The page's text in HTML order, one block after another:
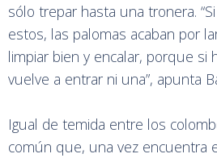
sólo trepar hasta una tronera.
estos, las palomas acaban por
limpiar bien y encalar, porque si
vuelve a entrar ni una”, apunta
Igual de temida entre los
común que, una vez encuentra